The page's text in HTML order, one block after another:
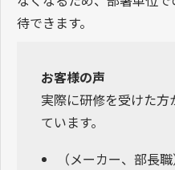
待できます。
お客様の声
実際に研修を受けた
ています。
（メーカー、部長職